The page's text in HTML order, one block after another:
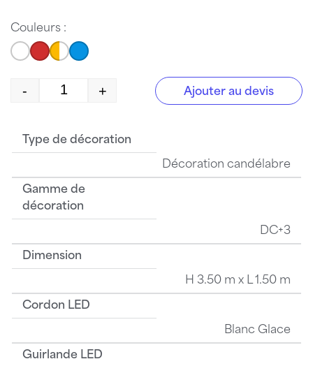
Couleurs :
quantité de WB350LGW
- + Ajouter au devis
Type de décoration
Décoration candélabre
Gamme de
décoration
DC+3
Dimension
H 3.50 m x L 1.50 m
Cordon LED
Blanc Glace
Guirlande LED